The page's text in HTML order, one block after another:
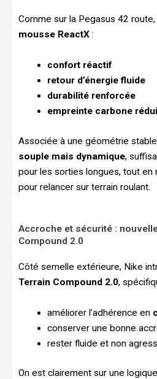
Comme sur la Pegasus 42
mousse ReactX :
confort réactif
retour d’énergie fluide
durabilité renforcée
empreinte carbone
Associée à une géométrie
souple mais dynamique,
pour les sorties longues, tout
pour relancer sur terrain roulant.
Accroche et sécurité :
Compound 2.0
Côté semelle extérieure, Nike
Terrain Compound 2.0,
améliorer l’adhérence en
conserver une bonne
rester fluide et non
On est clairement sur une